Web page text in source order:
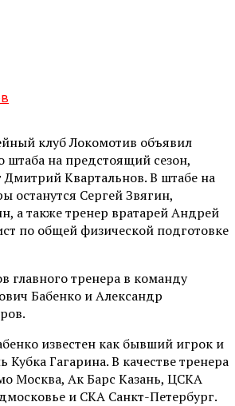
клуб Локомотив объявил
штаба на предстоящий сезон,
Дмитрий Квартальнов. В штабе на
останутся Сергей Звягин,
а также тренер вратарей Андрей
по общей физической подготовке
главного тренера в команду
Бабенко и Александр
известен как бывший игрок и
Гагарина. В качестве тренера
Москва, Ак Барс Казань, ЦСКА
и СКА Санкт-Петербург.